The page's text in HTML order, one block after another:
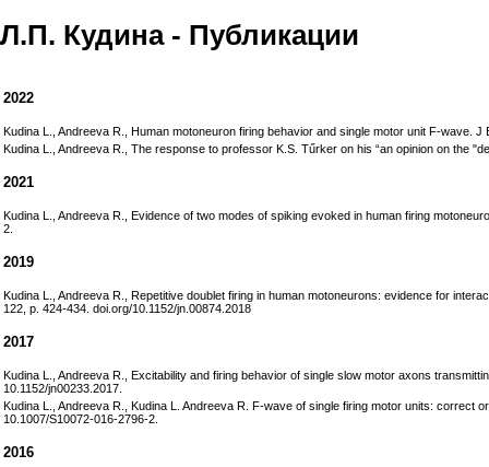
Л.П. Кудина - Публикации
2022
Kudina L., Andreeva R., Human motoneuron firing behavior and single motor unit F-wave.
Kudina L., Andreeva R., The response to professor K.S. Tűrker on his “an opinion on the
2021
Kudina L., Andreeva R., Evidence of two modes of spiking evoked in human firing
2.
2019
Kudina L., Andreeva R., Repetitive doublet firing in human motoneurons: evidence for
122, p. 424-434. doi.org/10.1152/jn.00874.2018
2017
Kudina L., Andreeva R., Excitability and firing behavior of single slow motor axons
10.1152/jn00233.2017.
Kudina L., Andreeva R., Kudina L. Andreeva R. F-wave of single firing motor units: correct
10.1007/S10072-016-2796-2.
2016